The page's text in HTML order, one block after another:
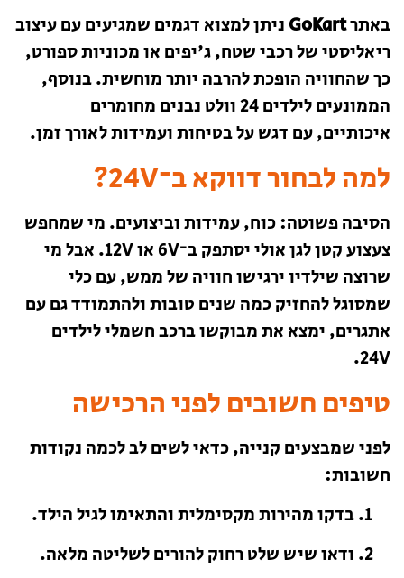
באתרGoKartניתן למצוא דגמים שמגיעים עם עיצוב
ריאליסטי של רכבי שטח, ג'יפים או מכוניות ספורט,
כך שהחוויה הופכת להרבה יותר מוחשית. בנוסף,
הממונעים לילדים 24 וולט נבנים מחומרים
איכותיים, עם דגש על בטיחות ועמידות לאורך זמן.
למה לבחור דווקא ב־24V?
הסיבה פשוטה: כוח, עמידות וביצועים. מי שמחפש
צעצוע קטן לגן אולי יסתפק ב־6V או 12V. אבל מי
שרוצה שילדיו ירגישו חוויה של ממש, עם כלי
שמסוגל להחזיק כמה שנים טובות ולהתמודד גם עם
אתגרים, ימצא את מבוקשו ברכב חשמלי לילדים
24V.
טיפים חשובים לפני הרכישה
לפני שמבצעים קנייה, כדאי לשים לב לכמה נקודות
חשובות:
בדקו מהירות מקסימלית והתאימו לגיל הילד.
ודאו שיש שלט רחוק להורים לשליטה מלאה.